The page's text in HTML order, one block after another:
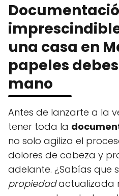
una casa en
papeles
mano
Antes de lanzarte a la
tener toda la
no solo agiliza el
dolores de cabeza y
adelante. ¿Sabías que
propiedadactualizada